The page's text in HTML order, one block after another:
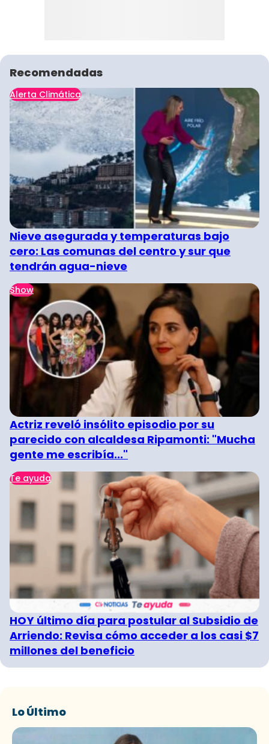
Recomendadas
Alerta Climática
Nieve asegurada y temperaturas bajo
cero: Las comunas del centro y sur que
tendrán agua-nieve
Show
Actriz reveló insólito episodio por su
parecido con alcaldesa Ripamonti: "Mucha
gente me escribía..."
Te ayuda
HOY último día para postular al Subsidio de
Arriendo: Revisa cómo acceder a los casi $7
millones del beneficio
Lo Último